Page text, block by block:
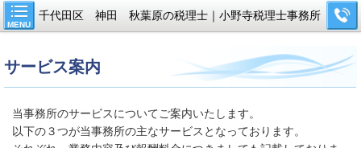
MENU
千代田区 神田 秋葉原の税理士｜小野寺税理士事務所
サービス案内
当事務所のサービスについてご案内いたします。
以下の３つが当事務所の主なサービスとなっております。